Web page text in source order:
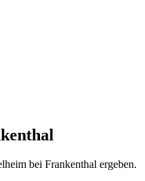
bei Frankenthal ergeben.